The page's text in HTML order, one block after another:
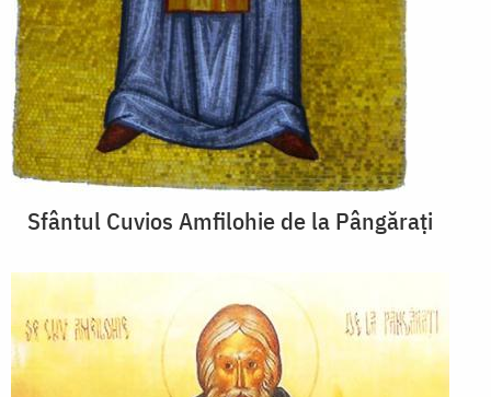
Sfântul Cuvios Amfilohie de la Pângărați